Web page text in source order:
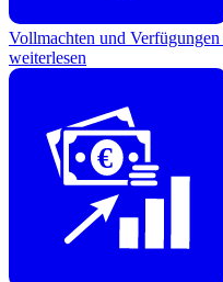
Vollmachten und Verfügungen
weiterlesen
€